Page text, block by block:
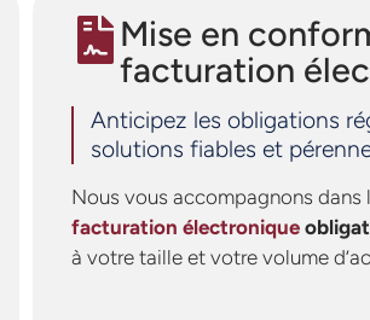
Mise en
facturation
Anticipez les obligations
solutions fiables et
Nous vous accompagnons dans
facturation électronique
à votre taille et votre volume